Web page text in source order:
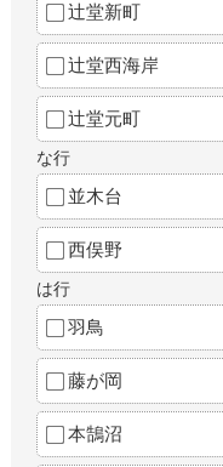
辻堂新町
辻堂西海岸
辻堂元町
な行
並木台
西俣野
は行
羽鳥
藤が岡
本鵠沼